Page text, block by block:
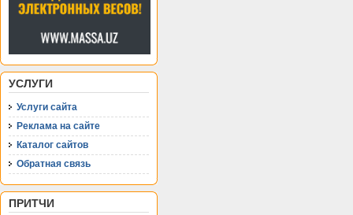
УСЛУГИ
Услуги сайта
Реклама на сайте
Каталог сайтов
Обратная связь
ПРИТЧИ